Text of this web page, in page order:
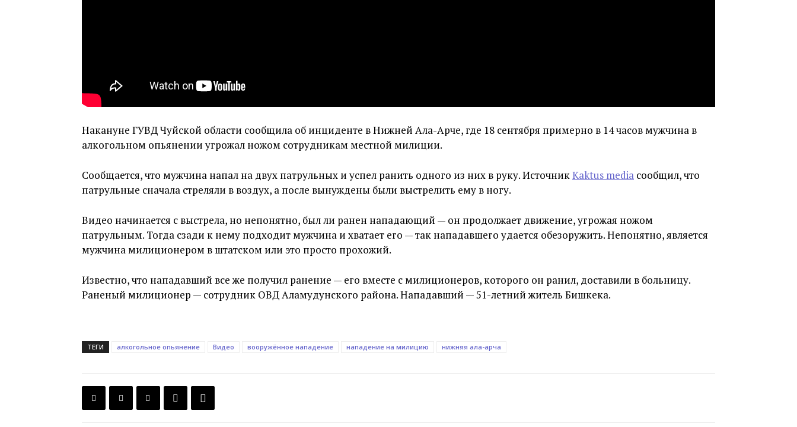
Накануне ГУВД Чуйской области сообщила об инциденте в Нижней Ала-Арче, где 18 сентября примерно в 14 часов мужчина в
алкогольном опьянении угрожал ножом сотрудникам местной милиции.
Сообщается, что мужчина напал на двух патрульных и успел ранить одного из них в руку. ИсточникKaktus media сообщил, что
патрульные сначала стреляли в воздух, а после вынуждены были выстрелить ему в ногу.
Видео начинается с выстрела, но непонятно, был ли ранен нападающий — он продолжает движение, угрожая ножом
патрульным. Тогда сзади к нему подходит мужчина и хватает его — так нападавшего удается обезоружить. Непонятно, является
мужчина милиционером в штатском или это просто прохожий.
Известно, что нападавший все же получил ранение — его вместе с милиционеров, которого он ранил, доставили в больницу.
Раненый милиционер — сотрудник ОВД Аламудунского района. Нападавший — 51-летний житель Бишкека.
ТЕГИ алкогольное опьянение Видео вооружённое нападение нападение на милицию нижняя ала-арча